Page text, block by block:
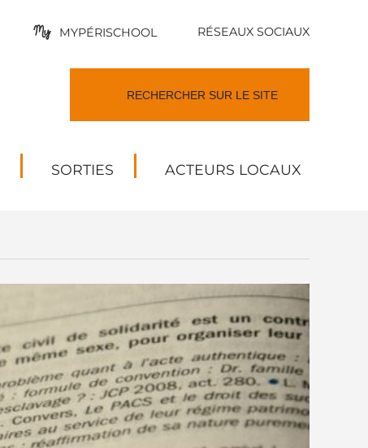
MYPÉRISCHOOL RÉSEAUX SOCIAUX
SORTIES ACTEURS LOCAUX